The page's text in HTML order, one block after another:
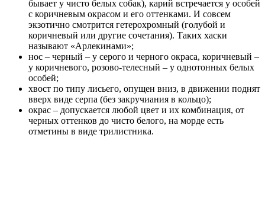
бывает у чисто белых собак), карий встречается у особей
с коричневым окрасом и его оттенками. И совсем
экзотично смотрится гетерохромный (голубой и
коричневый или другие сочетания). Таких хаски
называют «Арлекинами»;
нос – черный – у серого и черного окраса, коричневый –
у коричневого, розово-телесный – у однотонных белых
особей;
хвост по типу лисьего, опущен вниз, в движении поднят
вверх виде серпа (без закручиания в кольцо);
окрас – допускается любой цвет и их комбинация, от
черных оттенков до чисто белого, на морде есть
отметины в виде трилистника.